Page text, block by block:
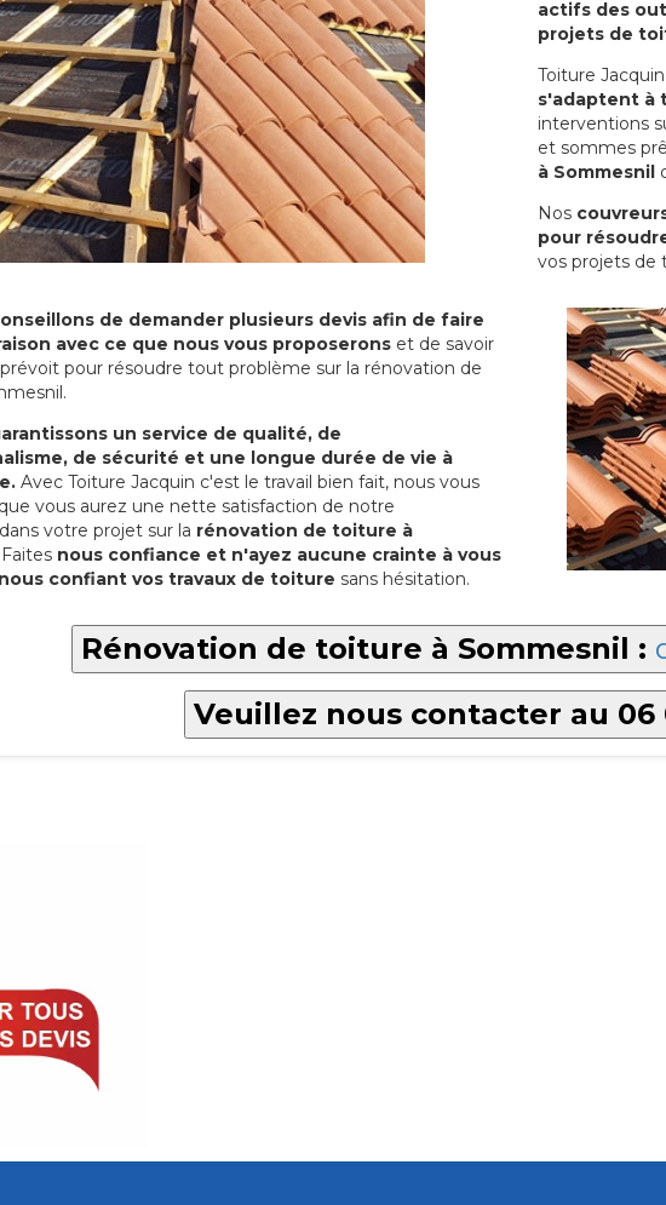
actifs des
projets de
Toiture Jacquin
s'adaptent à
interventions
et sommes
à Sommesnil
Nos
pour
vos projets de
de demander plusieurs devis afin de faire
avec ce que nous vous proposerons et de savoir
pour résoudre tout problème sur la rénovation de
un service de qualité, de
de sécurité et une longue durée de vie à
Avec Toiture Jacquin c'est le travail bien fait, nous vous
vous aurez une nette satisfaction de notre
votre projet sur la rénovation de toiture à
Faites nous confiance et n'ayez aucune crainte à vous
confiant vos travaux de toiture sans hésitation.
Rénovation de toiture à Sommesnil :
Veuillez nous contacter au 06